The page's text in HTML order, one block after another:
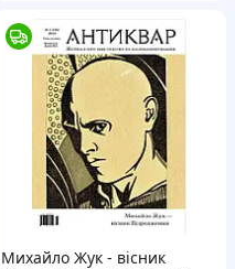
Михайло Жук - вісник